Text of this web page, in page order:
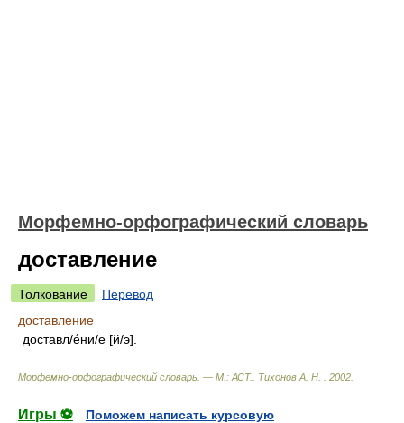
Морфемно-орфографический словарь
доставление
Толкование
Перевод
доставление
доставл/е́ни/е [й/э].
Морфемно-орфографический словарь. — М.: АСТ. Тихонов А. Н. 2002
Игры ⚽
Поможем написать курсовую